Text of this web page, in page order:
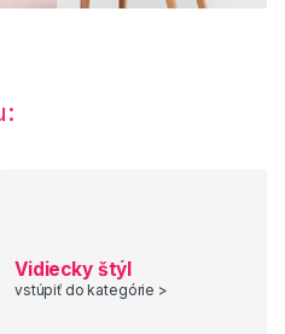
nachádzajú honosné
kuchyne
v rôznych dĺžkach, v
DIAMONDS 9, CRISTALLO
aby čo najlepšie stôl
aj svietidlá skladajúce sa
kotrých uhol svietenia si
Vidiecky štýl
vstúpiť do kategórie >